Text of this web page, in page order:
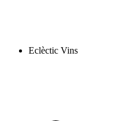
Eclèctic Vins